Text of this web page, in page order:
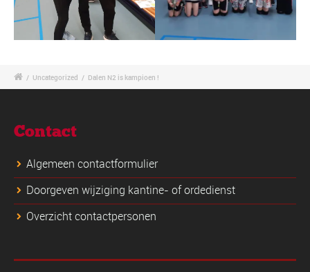
/ Uncategorized / Dalen N2 is kampioen !
Contact
Algemeen contactformulier
Doorgeven wijziging kantine- of ordedienst
Overzicht contactpersonen